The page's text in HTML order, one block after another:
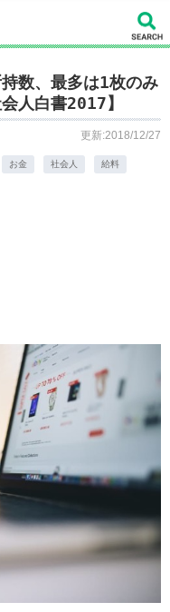
数、最多は1枚のみ
人白書2017】
更新:2018/12/27
お金 社会人 給料